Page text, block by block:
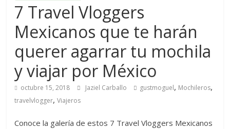
7 Travel Vloggers
Mexicanos que te harán
querer agarrar tu mochila
y viajar por México
octubre 15, 2018 Jaziel Carballo gustmoguel, Mochileros,
travelvlogger,Viajeros
Conoce la galería de estos 7 Travel Vloggers Mexicanos